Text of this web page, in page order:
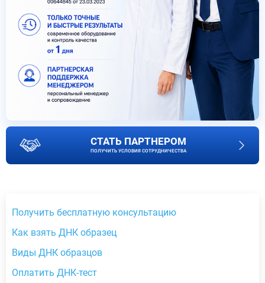
СТАТЬ ПАРТНЕРОМ
ПОЛУЧИТЬ УСЛОВИЯ СОТРУДНИЧЕСТВА
Получить бесплатную консультацию
Как взять ДНК образец
Виды ДНК образцов
Оплатить ДНК-тест